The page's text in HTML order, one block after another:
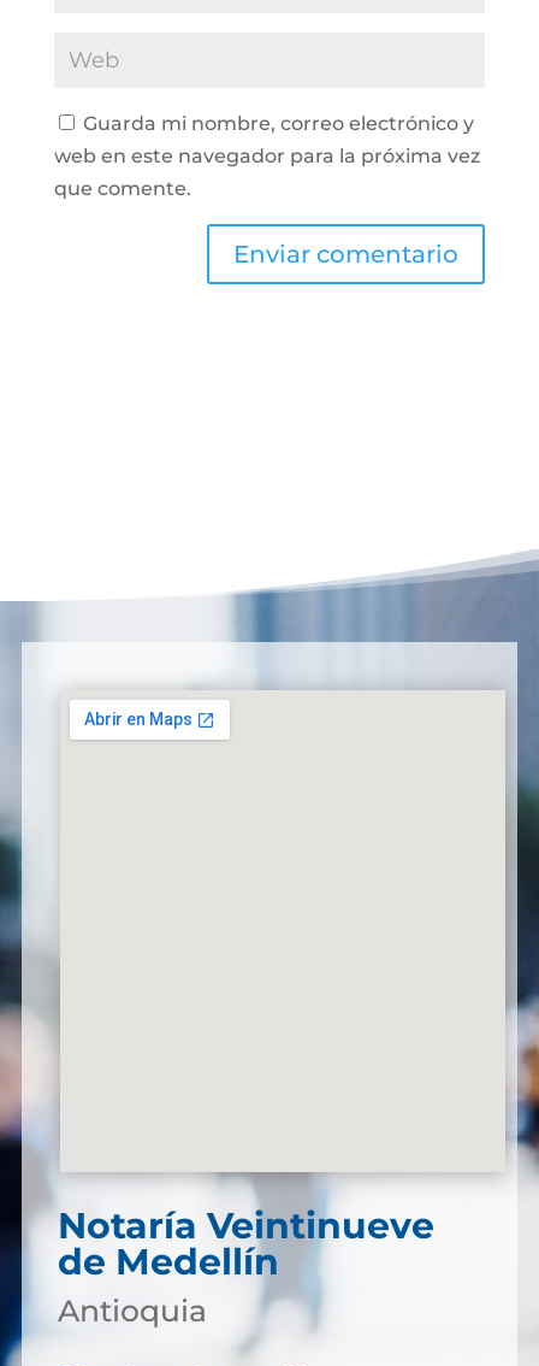
Guarda mi nombre, correo electrónico y
web en este navegador para la próxima vez
que comente.
Notaría Veintinueve
de Medellín
Antioquia